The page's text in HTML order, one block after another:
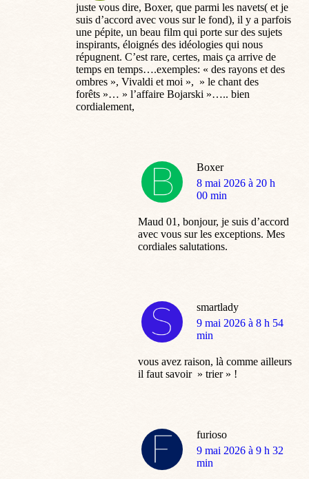
juste vous dire, Boxer, que parmi les navets( et je
suis d’accord avec vous sur le fond), il y a parfois
une pépite, un beau film qui porte sur des sujets
inspirants, éloignés des idéologies qui nous
répugnent. C’est rare, certes, mais ça arrive de
temps en temps….exemples: « des rayons et des
ombres », Vivaldi et moi », » le chant des
forêts »… » l’affaire Bojarski »….. bien
cordialement,
Boxer
dit
:
8 mai 2026 à 20 h
00 min
Maud 01, bonjour, je suis d’accord
avec vous sur les exceptions. Mes
cordiales salutations.
smartlady
dit
:
9 mai 2026 à 8 h 54
min
vous avez raison, là comme ailleurs
il faut savoir » trier » !
furioso
dit
:
9 mai 2026 à 9 h 32
min